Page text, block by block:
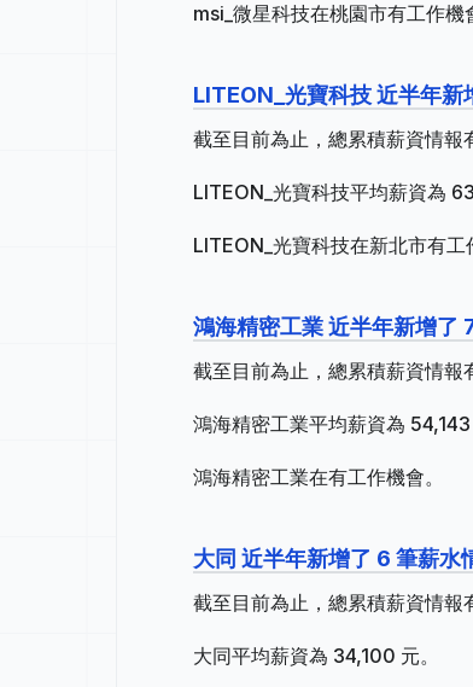
msi_微星科技在桃園市有工作機
LITEON_光寶科技 近半年新
截至目前為止，總累積薪資情
LITEON_光寶科技平均薪資為
LITEON_光寶科技在新北市有工
鴻海精密工業 近半年新增了
截至目前為止，總累積薪資情
鴻海精密工業平均薪資為 54,143
鴻海精密工業在有工作機會。
大同 近半年新增了 6 筆薪水
截至目前為止，總累積薪資情報
大同平均薪資為 34,100 元。